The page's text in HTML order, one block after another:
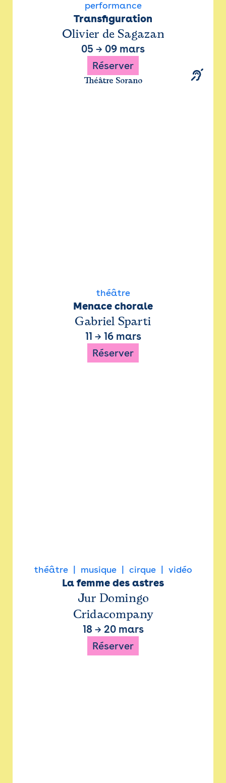
performance
Transfiguration
Olivier de Sagazan
05 → 09 mars
Réserver
Théâtre Sorano
théâtre
Menace chorale
Gabriel Sparti
11 → 16 mars
Réserver
théâtre musique cirque vidéo
La femme des astres
Jur Domingo
Cridacompany
18 → 20 mars
Réserver